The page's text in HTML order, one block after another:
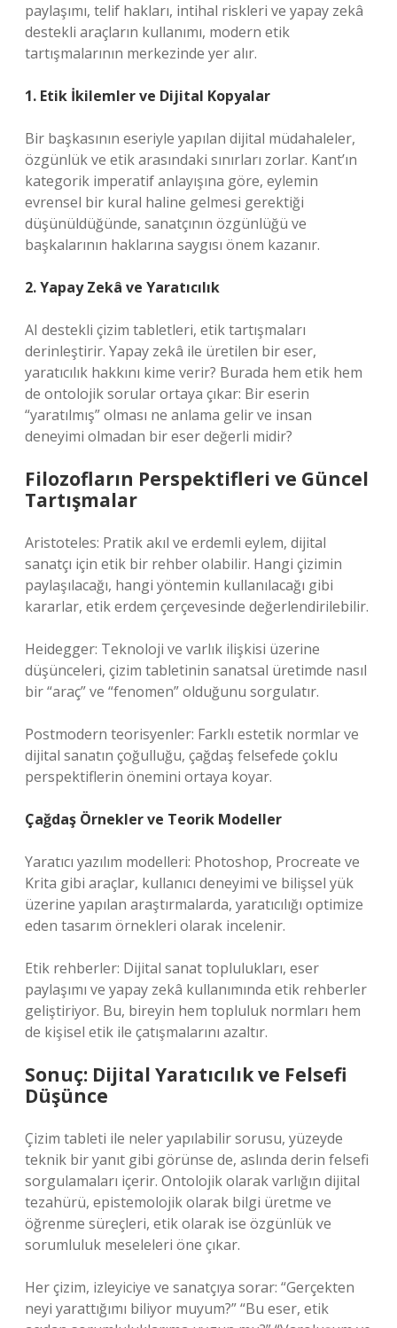
paylaşımı, telif hakları, intihal riskleri ve yapay zekâ
destekli araçların kullanımı, modern etik
tartışmalarının merkezinde yer alır.
1. Etik İkilemler ve Dijital Kopyalar
Bir başkasının eseriyle yapılan dijital müdahaleler,
özgünlük ve etik arasındaki sınırları zorlar. Kant’ın
kategorik imperatif anlayışına göre, eylemin
evrensel bir kural haline gelmesi gerektiği
düşünüldüğünde, sanatçının özgünlüğü ve
başkalarının haklarına saygısı önem kazanır.
2. Yapay Zekâ ve Yaratıcılık
AI destekli çizim tabletleri, etik tartışmaları
derinleştirir. Yapay zekâ ile üretilen bir eser,
yaratıcılık hakkını kime verir? Burada hem etik hem
de ontolojik sorular ortaya çıkar: Bir eserin
“yaratılmış” olması ne anlama gelir ve insan
deneyimi olmadan bir eser değerli midir?
Filozofların Perspektifleri ve Güncel
Tartışmalar
Aristoteles: Pratik akıl ve erdemli eylem, dijital
sanatçı için etik bir rehber olabilir. Hangi çizimin
paylaşılacağı, hangi yöntemin kullanılacağı gibi
kararlar, etik erdem çerçevesinde değerlendirilebilir.
Heidegger: Teknoloji ve varlık ilişkisi üzerine
düşünceleri, çizim tabletinin sanatsal üretimde nasıl
bir “araç” ve “fenomen” olduğunu sorgulatır.
Postmodern teorisyenler: Farklı estetik normlar ve
dijital sanatın çoğulluğu, çağdaş felsefede çoklu
perspektiflerin önemini ortaya koyar.
Çağdaş Örnekler ve Teorik Modeller
Yaratıcı yazılım modelleri: Photoshop, Procreate ve
Krita gibi araçlar, kullanıcı deneyimi ve bilişsel yük
üzerine yapılan araştırmalarda, yaratıcılığı optimize
eden tasarım örnekleri olarak incelenir.
Etik rehberler: Dijital sanat toplulukları, eser
paylaşımı ve yapay zekâ kullanımında etik rehberler
geliştiriyor. Bu, bireyin hem topluluk normları hem
de kişisel etik ile çatışmalarını azaltır.
Sonuç: Dijital Yaratıcılık ve Felsefi
Düşünce
Çizim tableti ile neler yapılabilir sorusu, yüzeyde
teknik bir yanıt gibi görünse de, aslında derin felsefi
sorgulamaları içerir. Ontolojik olarak varlığın dijital
tezahürü, epistemolojik olarak bilgi üretme ve
öğrenme süreçleri, etik olarak ise özgünlük ve
sorumluluk meseleleri öne çıkar.
Her çizim, izleyiciye ve sanatçıya sorar: “Gerçekten
neyi yarattığımı biliyor muyum?” “Bu eser, etik